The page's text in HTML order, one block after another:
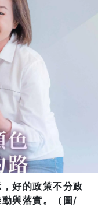
好的政策不分政
與落實。（圖/